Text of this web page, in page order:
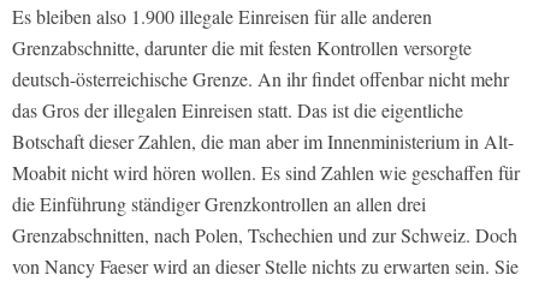
Es bleiben also 1.900 illegale Einreisen für alle anderen
Grenzabschnitte, darunter die mit festen Kontrollen versorgte
deutsch-österreichische Grenze. An ihr findet offenbar nicht mehr
das Gros der illegalen Einreisen statt. Das ist die eigentliche
Botschaft dieser Zahlen, die man aber im Innenministerium in Alt-
Moabit nicht wird hören wollen. Es sind Zahlen wie geschaffen für
die Einführung ständiger Grenzkontrollen an allen drei
Grenzabschnitten, nach Polen, Tschechien und zur Schweiz. Doch
von Nancy Faeser wird an dieser Stelle nichts zu erwarten sein. Sie